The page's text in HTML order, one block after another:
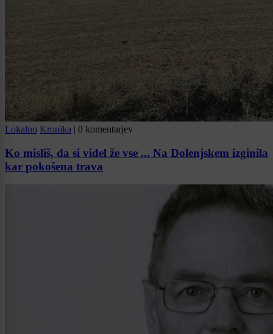
Lokalno Kronika | 0 komentarjev
Ko misliš, da si videl že vse ... Na Dolenjskem izginila
kar pokošena trava